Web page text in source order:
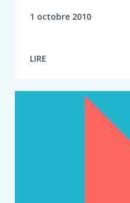
1 octobre 2010
LIRE